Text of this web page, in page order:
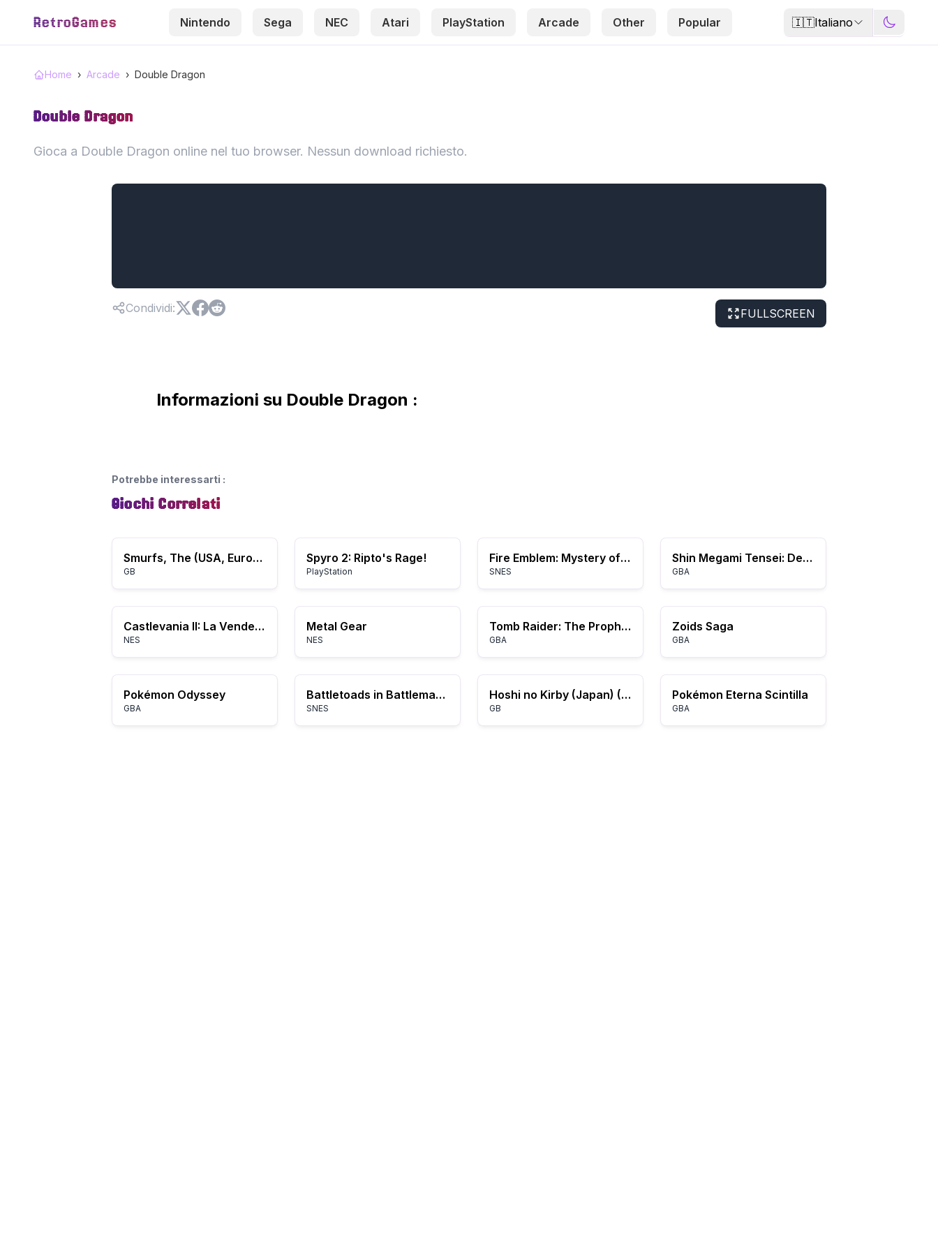
RetroGames Nintendo Sega NEC Atari PlayStation Arcade Other Popular 🇮🇹Italiano
Home › Arcade › Double Dragon
Double Dragon
Gioca a Double Dragon online nel tuo browser. Nessun download richiesto.
Condividi: FULLSCREEN
Informazioni su Double Dragon :
Potrebbe interessarti :
Giochi Correlati
Smurfs, The (USA, Europe) (En,Fr,De) (Rev A)
GB
Spyro 2: Ripto's Rage!
PlayStation
Fire Emblem: Mystery of the Emblem
SNES
Shin Megami Tensei: Devil Children - Libro della Luce
GBA
Castlevania II: La Vendetta di Simon
NES
Metal Gear
NES
Tomb Raider: The Prophecy
GBA
Zoids Saga
GBA
Pokémon Odyssey
GBA
Battletoads in Battlemaniacs
SNES
Hoshi no Kirby (Japan) (Rev A)
GB
Pokémon Eterna Scintilla
GBA